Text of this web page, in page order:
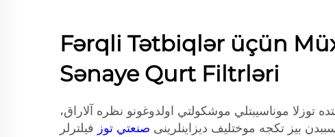
Fərqli Tətbiqlər üçün
Sənaye Qurt Filtrləri
توزلا موناسيبتلي موشکولتي اولدوغونو نظره آلاراق،
بیز تکجه موختلیف دیزاینلرینی صنعتي توز فيلترلر